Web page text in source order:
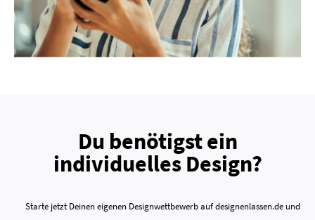
Du benötigst ein
individuelles Design?
Starte jetzt Deinen eigenen Designwettbewerb auf designenlassen.de und